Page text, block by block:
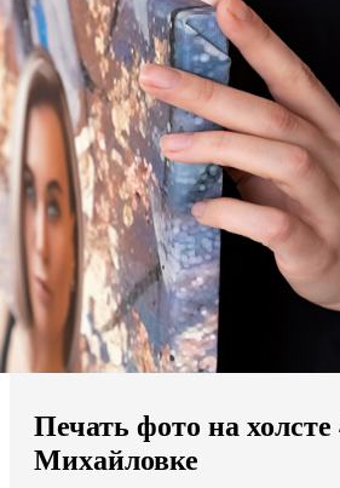
Ваш регион доставки
Выберите из списка:
Мы доставляем по всему миру
Продолжить без города
Печать фото на холсте
Михайловке